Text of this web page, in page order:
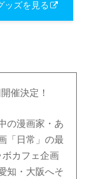
ッズを見る
催決定！
の漫画家・あ
「日常」の最
カフェ企画
知・大阪へそ